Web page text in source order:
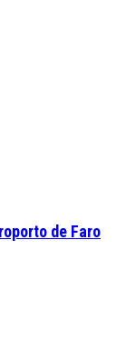
de Faro